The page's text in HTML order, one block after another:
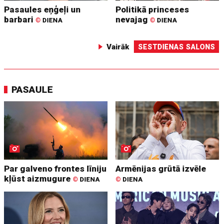
Pasaules eņģeļi un
barbari © DIENA
Politikā princeses
nevajag © DIENA
Vairāk SESTDIENAS SALONS
PASAULE
Par galveno frontes līniju
kļūst aizmugure © DIENA
Armēnijas grūtā izvēle
© DIENA